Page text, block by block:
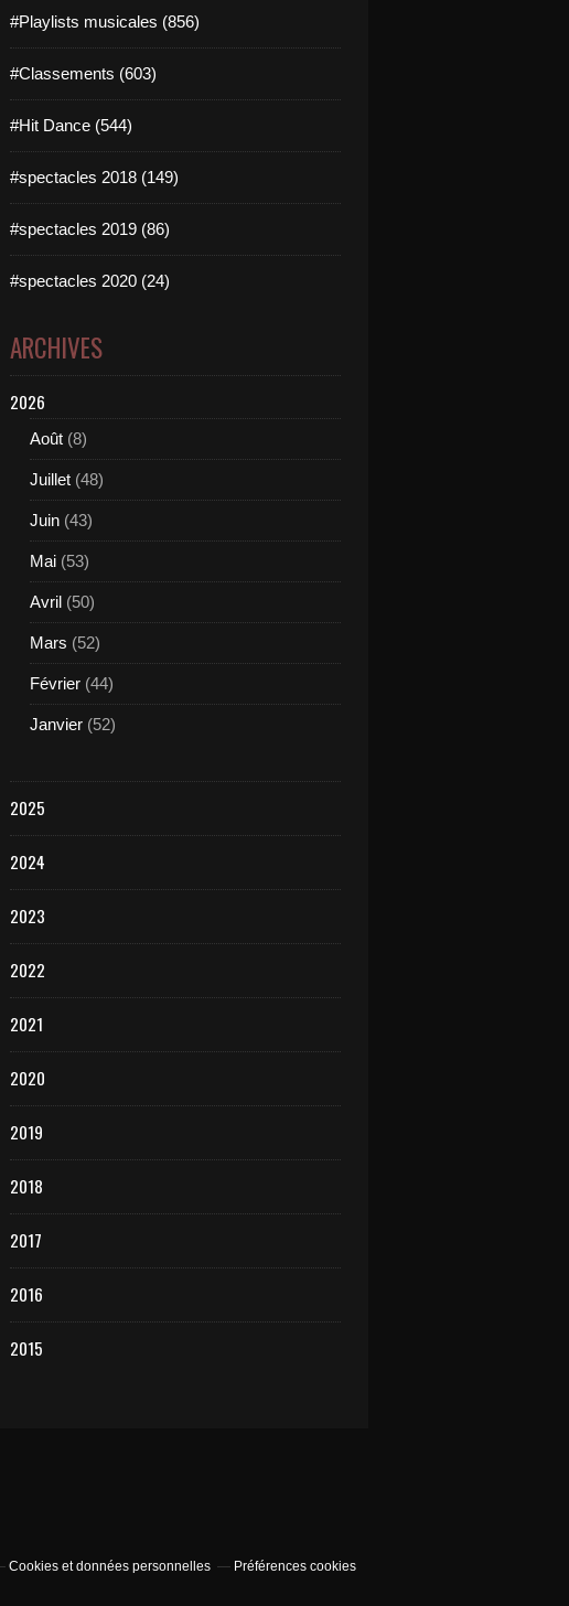
#Playlists musicales (856)
#Classements (603)
#Hit Dance (544)
#spectacles 2018 (149)
#spectacles 2019 (86)
#spectacles 2020 (24)
ARCHIVES
2026
Août (8)
Juillet (48)
Juin (43)
Mai (53)
Avril (50)
Mars (52)
Février (44)
Janvier (52)
2025
2024
2023
2022
2021
2020
2019
2018
2017
2016
2015
Cookies et données personnelles Préférences cookies